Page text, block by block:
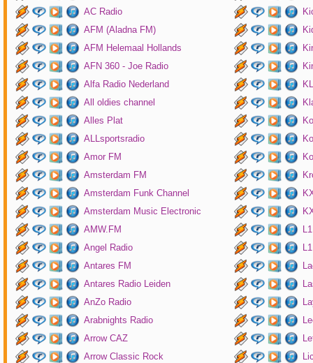
AC Radio
AFM (Aladna FM)
AFM Helemaal Hollands
AFN 360 - Joe Radio
Alfa Radio Nederland
All oldies channel
Alles Plat
ALLsportsradio
Amor FM
Amsterdam FM
Amsterdam Funk Channel
Amsterdam Music Electronic
AMW.FM
Angel Radio
Antares FM
Antares Radio Leiden
AnZo Radio
Arabnights Radio
Arrow CAZ
Arrow Classic Rock